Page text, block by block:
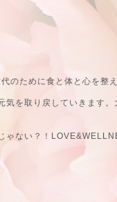
のために食と体と心を整え
を取り戻していきます。
ゃない？！